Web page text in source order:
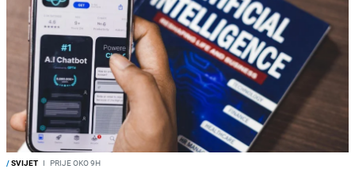
/SVIJET I PRIJE OKO 9H